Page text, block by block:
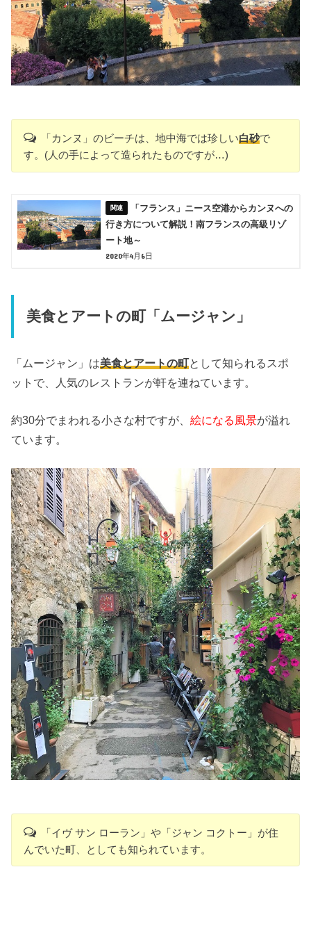
「カンヌ」のビーチは、地中海では珍しい白砂で
す。(人の手によって造られたものですが…)
「フランス」ニース空港からカンヌへの
行き方について解説！南フランスの高級リゾ
ート地～
2020年4月6日
美食とアートの町「ムージャン」
「ムージャン」は美食とアートの町として知られるスポ
ットで、人気のレストランが軒を連ねています。
約30分でまわれる小さな村ですが、絵になる風景が溢れ
ています。
「イヴ サン ローラン」や「ジャン コクトー」が住
んでいた町、としても知られています。